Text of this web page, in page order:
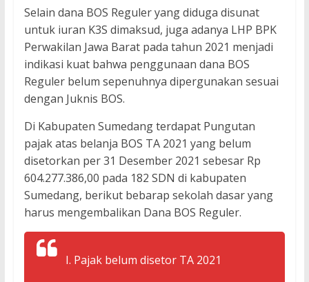
Selain dana BOS Reguler yang diduga disunat
untuk iuran K3S dimaksud, juga adanya LHP BPK
Perwakilan Jawa Barat pada tahun 2021 menjadi
indikasi kuat bahwa penggunaan dana BOS
Reguler belum sepenuhnya dipergunakan sesuai
dengan Juknis BOS.
Di Kabupaten Sumedang terdapat Pungutan
pajak atas belanja BOS TA 2021 yang belum
disetorkan per 31 Desember 2021 sebesar Rp
604.277.386,00 pada 182 SDN di kabupaten
Sumedang, berikut bebarap sekolah dasar yang
harus mengembalikan Dana BOS Reguler.
I. Pajak belum disetor TA 2021